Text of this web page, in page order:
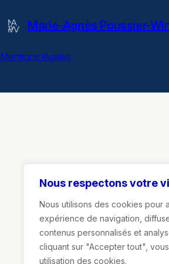
Nous respectons votre
Nous utilisons des cookies pour
expérience de navigation,
contenus personnalisés et
cliquant sur "Accepter tout",
utilisation des cookies.
Marie-Agnès Poussier-
Mentions légales